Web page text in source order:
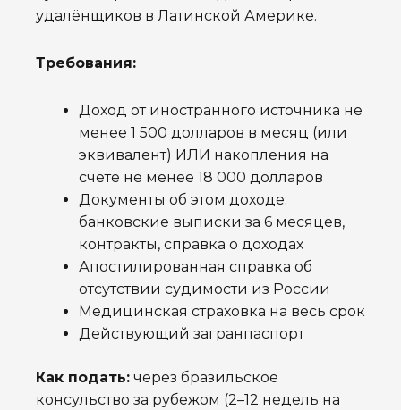
удалёнщиков в Латинской Америке.
Требования:
Доход от иностранного источника не
менее 1 500 долларов в месяц (или
эквивалент) ИЛИ накопления на
счёте не менее 18 000 долларов
Документы об этом доходе:
банковские выписки за 6 месяцев,
контракты, справка о доходах
Апостилированная справка об
отсутствии судимости из России
Медицинская страховка на весь срок
Действующий загранпаспорт
Как подать: через бразильское
консульство за рубежом (2–12 недель на